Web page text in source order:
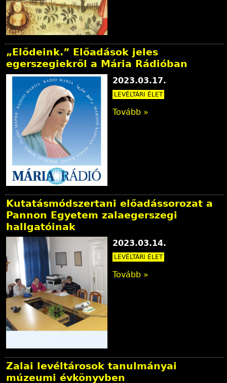
„Elődeink.” Előadások jeles
egerszegiekről a Mária Rádióban
2023.03.17.
LEVÉLTÁRI ÉLET
Tovább »
Kutatásmódszertani előadássorozat a
Pannon Egyetem zalaegerszegi
hallgatóinak
2023.03.14.
LEVÉLTÁRI ÉLET
Tovább »
Zalai levéltárosok tanulmányai
múzeumi évkönyvben